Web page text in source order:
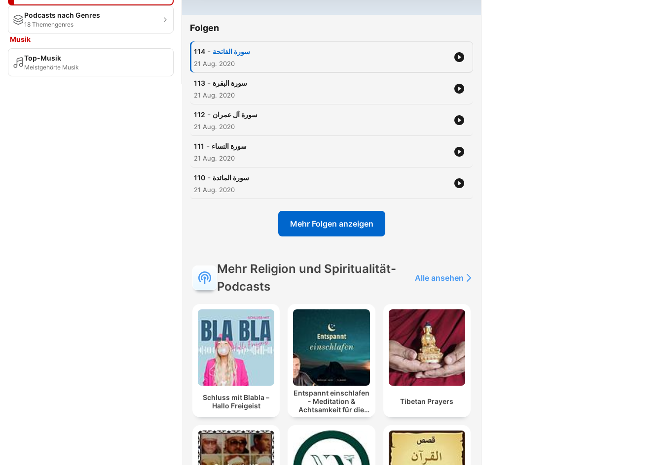
Podcasts nach Genres
18 Themengenres
Musik
Top-Musik
Meistgehörte Musik
Folgen
114 - سورة الفاتحة
21 Aug. 2020
113 - سورة البقرة
21 Aug. 2020
112 - سورة آل عمران
21 Aug. 2020
111 - سورة النساء
21 Aug. 2020
110 - سورة المائدة
21 Aug. 2020
Mehr Folgen anzeigen
Mehr Religion und Spiritualität-
Podcasts
Alle ansehen
Schluss mit Blabla –
Hallo Freigeist
Entspannt einschlafen
- Meditation &
Achtsamkeit für die
Nacht
Tibetan Prayers